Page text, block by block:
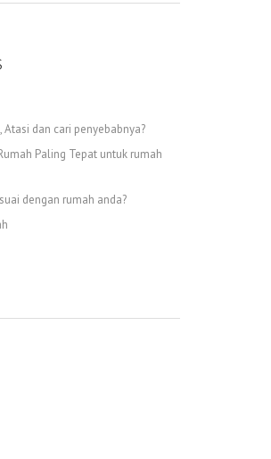
Atasi dan cari penyebabnya?
Paling Tepat untuk rumah
dengan rumah anda?